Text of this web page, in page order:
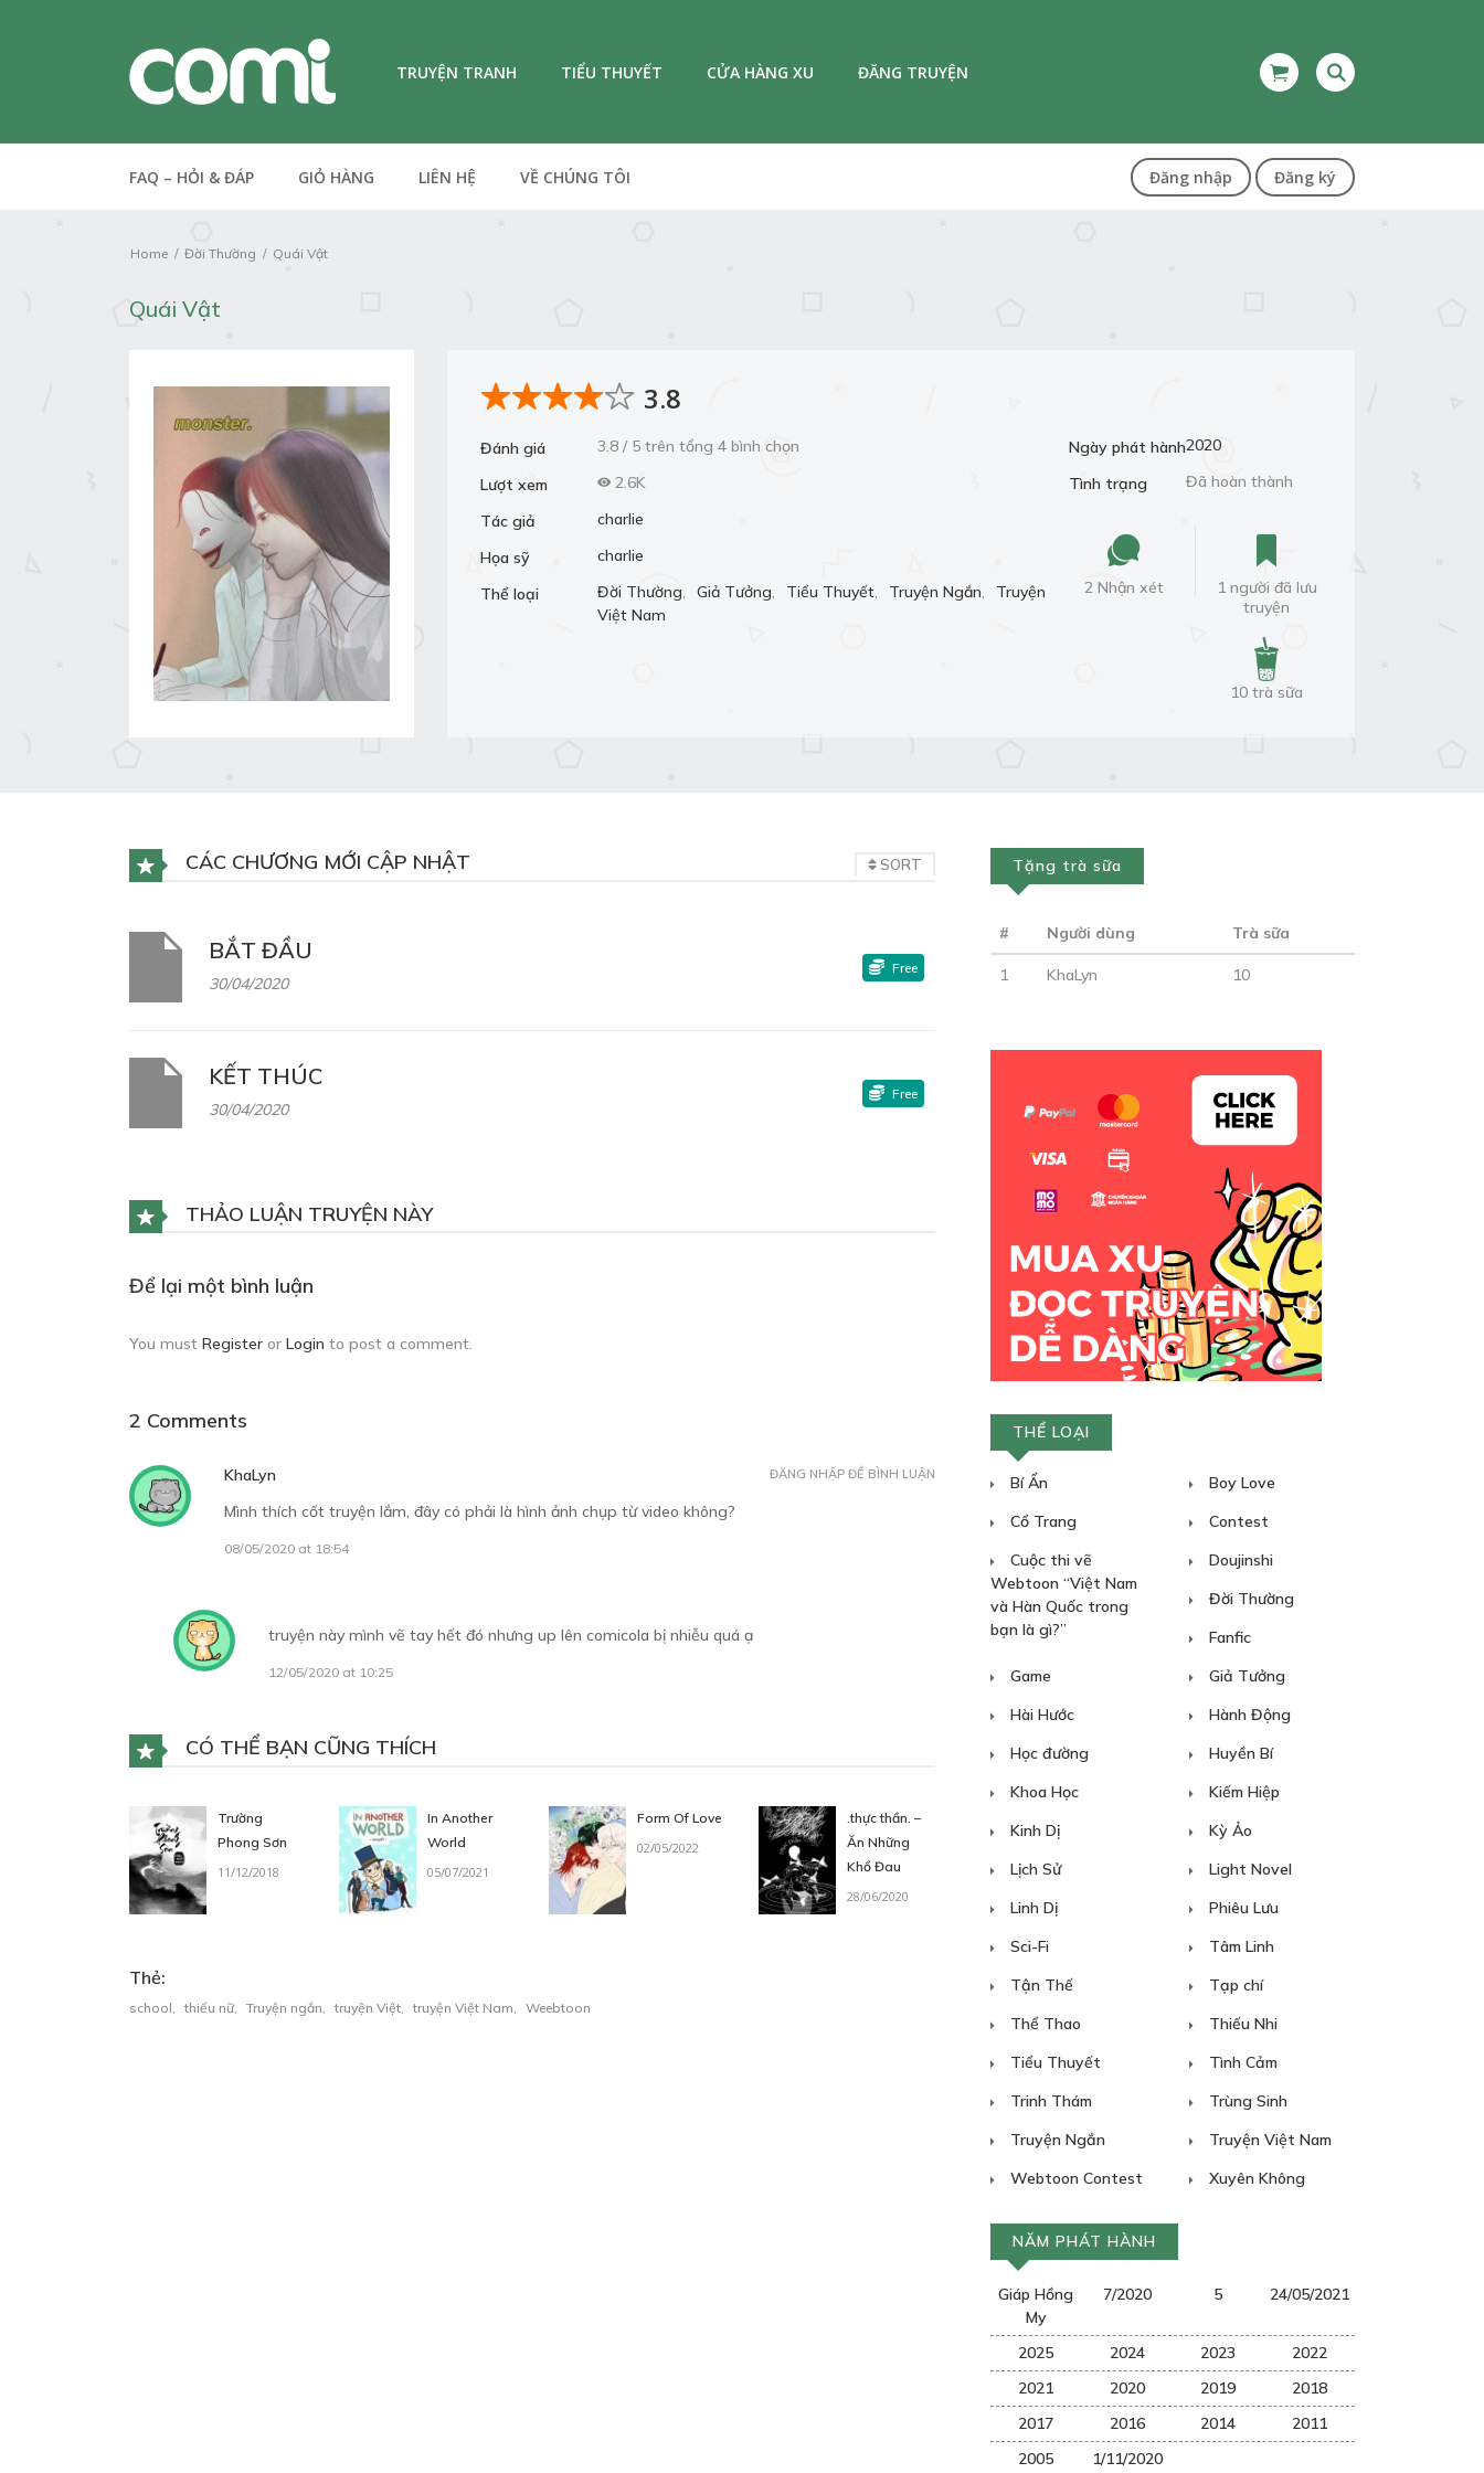
TRUYỆN TRANH TIỂU THUYẾT CỬA HÀNG XU ĐĂNG TRUYỆN
FAQ – HỎI & ĐÁP GIỎ HÀNG LIÊN HỆ VỀ CHÚNG TÔI Đăng nhập Đăng ký
Home Đời Thường Quái Vật
Quái Vật
3.8
Đánh giá
3.8 / 5 trên tổng 4 bình chọn
Lượt xem
2.6K
Tác giả
charlie
Họa sỹ
charlie
Thể loại
Đời Thường, Giả Tưởng, Tiểu Thuyết, Truyện Ngắn,
Truyện
Việt Nam
Ngày phát hành2020
Tình trạng
Đã hoàn thành
2 Nhận xét
1 người đã lưu
truyện
10 trà sữa
CÁC CHƯƠNG MỚI CẬP NHẬT SORT
BẮT ĐẦU
30/04/2020
Free
KẾT THÚC
30/04/2020
Free
THẢO LUẬN TRUYỆN NÀY
Để lại một bình luận
You must Register or Login to post a comment.
2 Comments
KhaLyn
Mình thích cốt truyện lắm, đây có phải là hình ảnh chụp từ video không?
08/05/2020 at 18:54
ĐĂNG NHẬP ĐỂ BÌNH LUẬN
truyện này mình vẽ tay hết đó nhưng up lên comicola bị nhiễu quá ạ
12/05/2020 at 10:25
CÓ THỂ BẠN CŨNG THÍCH
Trường
Phong Sơn
11/12/2018
In Another
World
05/07/2021
Form Of Love
02/05/2022
.thực thần. –
Ăn Những
Khổ Đau
28/06/2020
Thẻ:
school, thiếu nữ, Truyện ngắn, truyện Việt, truyện Việt Nam, Weebtoon
Tặng trà sữa
# Người dùng Trà sữa
1 KhaLyn 10
THỂ LOẠI
Bí Ẩn
Boy Love
Cổ Trang
Contest
Cuộc thi vẽ
Webtoon “Việt Nam
và Hàn Quốc trong
bạn là gì?”
Doujinshi
Đời Thường
Fanfic
Game
Giả Tưởng
Hài Hước
Hành Động
Học đường
Huyền Bí
Khoa Học
Kiếm Hiệp
Kinh Dị
Kỳ Ảo
Lịch Sử
Light Novel
Linh Dị
Phiêu Lưu
Sci-Fi
Tâm Linh
Tận Thế
Tạp chí
Thể Thao
Thiếu Nhi
Tiểu Thuyết
Tình Cảm
Trinh Thám
Trùng Sinh
Truyện Ngắn
Truyện Việt Nam
Webtoon Contest
Xuyên Không
NĂM PHÁT HÀNH
Giáp Hồng
My
7/2020 5 24/05/2021
2025 2024 2023
2022
2021
2020 2019
2018
2017
2016 2014
2011
2005
1/11/2020